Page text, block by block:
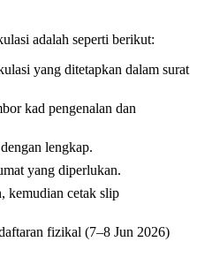
adalah seperti berikut:
yang ditetapkan dalam surat
kad pengenalan dan
lengkap.
yang diperlukan.
kemudian cetak slip
fizikal (7–8 Jun 2026)